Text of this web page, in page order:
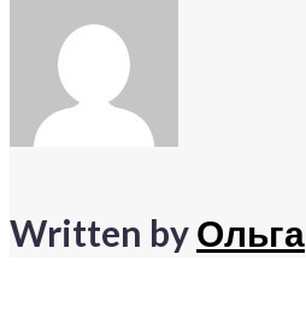
записям
Written byОльга